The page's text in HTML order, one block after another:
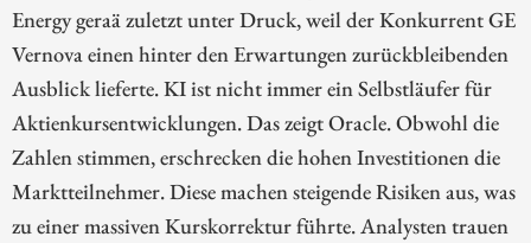
Energy geraä zuletzt unter Druck, weil der Konkurrent GE
Vernova einen hinter den Erwartungen zurückbleibenden
Ausblick lieferte. KI ist nicht immer ein Selbstläufer für
Aktienkursentwicklungen. Das zeigt Oracle. Obwohl die
Zahlen stimmen, erschrecken die hohen Investitionen die
Marktteilnehmer. Diese machen steigende Risiken aus, was
zu einer massiven Kurskorrektur führte. Analysten trauen